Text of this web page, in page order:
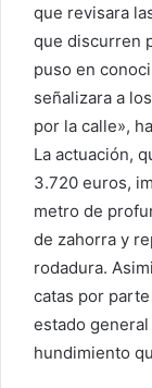
que revisara
que discurren
puso en
señalizara a
por la calle»,
La actuación,
3.720 euros,
metro de
de zahorra y
rodadura.
catas por
estado
hundimiento